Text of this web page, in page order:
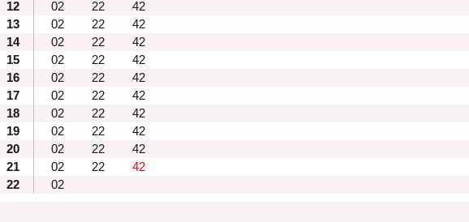
12
02 22
42
13
02 22
42
14
02 22
42
15
02 22
42
16
02 22
42
17
02 22
42
18
02 22
42
19
02 22
42
20
02 22
42
21
02 22
42
22
02